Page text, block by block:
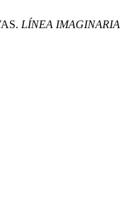
LÍNEA IMAGINARIA